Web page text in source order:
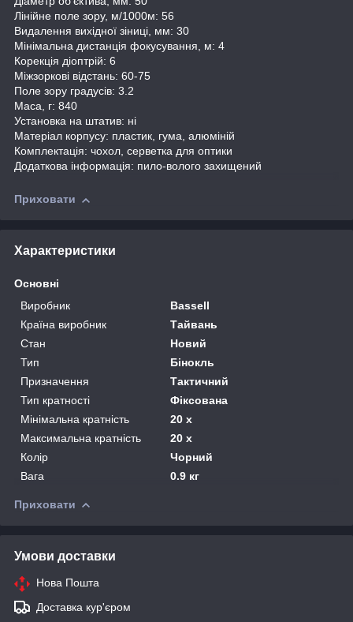
Лінійне поле зору, м/1000м: 56
Видалення вихідної зіниці, мм: 30
Мінімальна дистанція фокусування, м: 4
Корекція діоптрій: 6
Міжзоркові відстань: 60-75
Поле зору градусів: 3.2
Маса, г: 840
Установка на штатив: ні
Матеріал корпусу: пластик, гума, алюміній
Комплектація: чохол, серветка для оптики
Додаткова інформація: пило-волого захищений
Приховати
Характеристики
Основні
Виробник
Bassell
Країна виробник
Тайвань
Стан
Новий
Тип
Бінокль
Призначення
Тактичний
Тип кратності
Фіксована
Мінімальна кратність
20 х
Максимальна кратність
20 х
Колір
Чорний
Вага
0.9 кг
Приховати
Умови доставки
Нова Пошта
Доставка кур'єром